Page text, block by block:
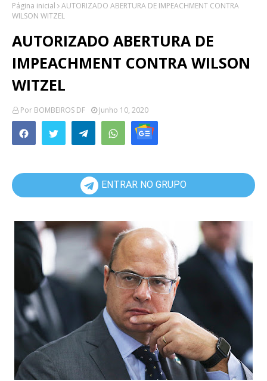
Página inicial
AUTORIZADO ABERTURA DE IMPEACHMENT CONTRA
WILSON WITZEL
AUTORIZADO ABERTURA DE
IMPEACHMENT CONTRA WILSON
WITZEL
Por BOMBEIROS DF Junho 10, 2020
ENTRAR NO GRUPO